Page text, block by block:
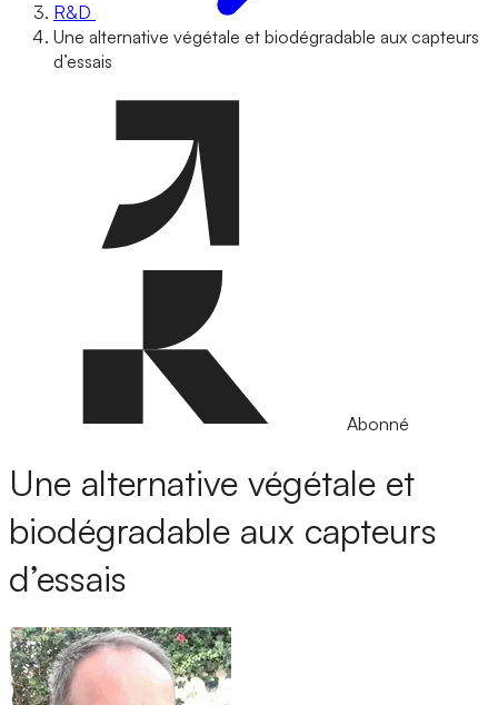
R&D
Une alternative végétale et biodégradable aux capteurs
d’essais
Abonné
Une alternative végétale et
biodégradable aux capteurs
d’essais